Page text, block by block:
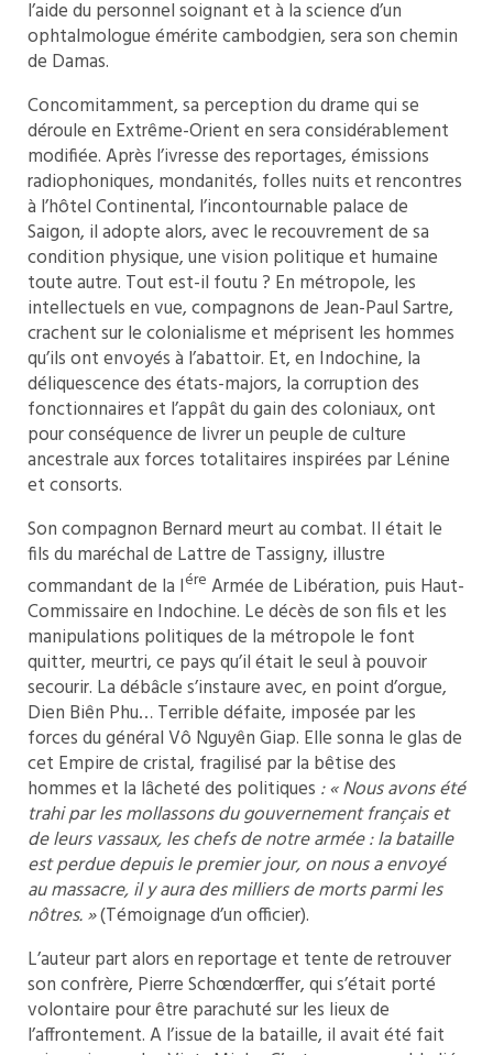
l’aide du personnel soignant et à la science d’un
ophtalmologue émérite cambodgien, sera son chemin
de Damas.
Concomitamment, sa perception du drame qui se
déroule en Extrême-Orient en sera considérablement
modifiée. Après l’ivresse des reportages, émissions
radiophoniques, mondanités, folles nuits et rencontres
à l’hôtel Continental, l’incontournable palace de
Saigon, il adopte alors, avec le recouvrement de sa
condition physique, une vision politique et humaine
toute autre. Tout est-il foutu ? En métropole, les
intellectuels en vue, compagnons de Jean-Paul Sartre,
crachent sur le colonialisme et méprisent les hommes
qu’ils ont envoyés à l’abattoir. Et, en Indochine, la
déliquescence des états-majors, la corruption des
fonctionnaires et l’appât du gain des coloniaux, ont
pour conséquence de livrer un peuple de culture
ancestrale aux forces totalitaires inspirées par Lénine
et consorts.
Son compagnon Bernard meurt au combat. Il était le
fils du maréchal de Lattre de Tassigny, illustre
commandant de la Iére Armée de Libération, puis Haut-
Commissaire en Indochine. Le décès de son fils et les
manipulations politiques de la métropole le font
quitter, meurtri, ce pays qu’il était le seul à pouvoir
secourir. La débâcle s’instaure avec, en point d’orgue,
Dien Biên Phu… Terrible défaite, imposée par les
forces du général Vô Nguyên Giap. Elle sonna le glas de
cet Empire de cristal, fragilisé par la bêtise des
hommes et la lâcheté des politiques : « Nous avons été
trahi par les mollassons du gouvernement français et
de leurs vassaux, les chefs de notre armée : la bataille
est perdue depuis le premier jour, on nous a envoyé
au massacre, il y aura des milliers de morts parmi les
nôtres. »(Témoignage d’un officier).
L’auteur part alors en reportage et tente de retrouver
son confrère, Pierre Schœndœrffer, qui s’était porté
volontaire pour être parachuté sur les lieux de
l’affrontement. A l’issue de la bataille, il avait été fait